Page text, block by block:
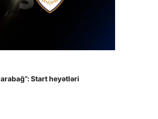
Start heyətləri